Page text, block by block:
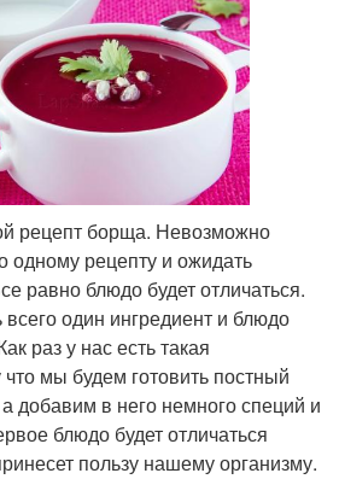
рецепт борща. Невозможно
одному рецепту и ожидать
равно блюдо будет отличаться.
один ингредиент и блюдо
раз у нас есть такая
мы будем готовить постный
добавим в него немного специй и
блюдо будет отличаться
пользу нашему организму.